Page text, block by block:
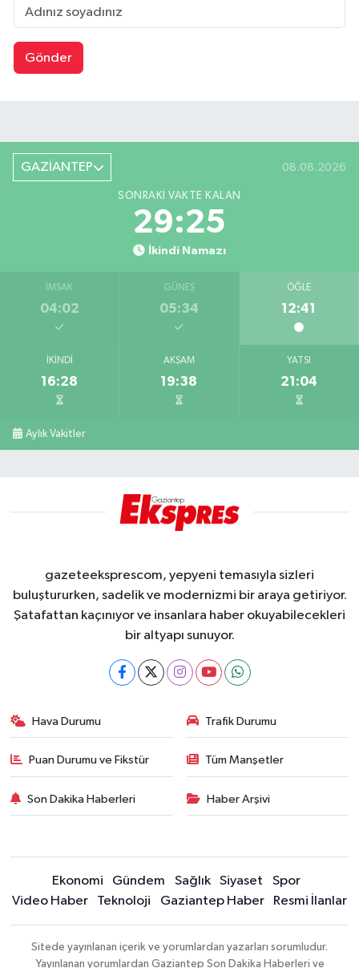
Gönder
GAZİANTEP 08.08.2026
SONRAKI VAKTE KALAN
29:24
İkindi Namazı
İMSAK
04:02
GÜNEŞ
05:34
ÖĞLE
12:41
İKINDI
16:28
AKŞAM
19:38
YATSI
21:04
Aylık Vakitler
gazeteeksprescom, yepyeni temasıyla sizleri
buluştururken, sadelik ve modernizmi bir araya getiriyor.
Şatafattan kaçınıyor ve insanlara haber okuyabilecekleri
bir altyapı sunuyor.
Hava Durumu Trafik Durumu
Puan Durumu ve Fikstür Tüm Manşetler
Son Dakika Haberleri Haber Arşivi
Ekonomi Gündem Sağlık Siyaset
Spor
Video Haber
Teknoloji Gaziantep Haber Resmi İlanlar
Sitede yayınlanan içerik ve yorumlardan yazarları sorumludur.
Yayınlanan yorumlardan Gaziantep Son Dakika Haberleri ve